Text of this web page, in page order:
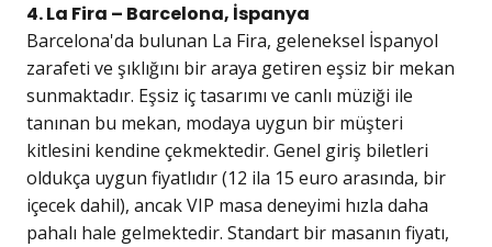
4. La Fira – Barcelona, İspanya
Barcelona'da bulunan La Fira, geleneksel İspanyol
zarafeti ve şıklığını bir araya getiren eşsiz bir mekan
sunmaktadır. Eşsiz iç tasarımı ve canlı müziği ile
tanınan bu mekan, modaya uygun bir müşteri
kitlesini kendine çekmektedir. Genel giriş biletleri
oldukça uygun fiyatlıdır (12 ila 15 euro arasında, bir
içecek dahil), ancak VIP masa deneyimi hızla daha
pahalı hale gelmektedir. Standart bir masanın fiyatı,